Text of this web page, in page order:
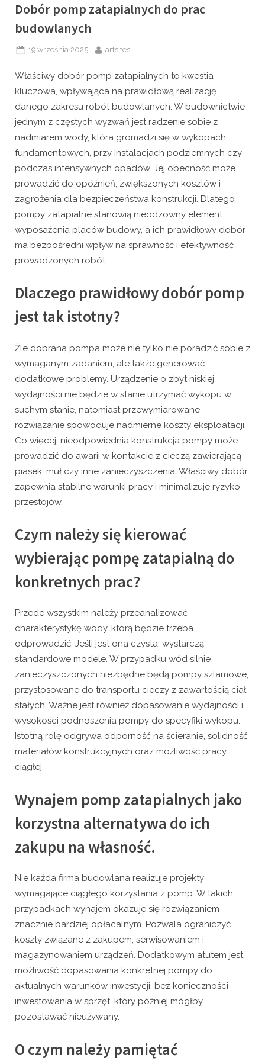
Dobór pomp zatapialnych do prac
budowlanych
Posted
19 września 2025 By
artsites
Właściwy dobór pomp zatapialnych to kwestia
kluczowa, wpływająca na prawidłową realizację
danego zakresu robót budowlanych. W budownictwie
jednym z częstych wyzwań jest radzenie sobie z
nadmiarem wody, która gromadzi się w wykopach
fundamentowych, przy instalacjach podziemnych czy
podczas intensywnych opadów. Jej obecność może
prowadzić do opóźnień, zwiększonych kosztów i
zagrożenia dla bezpieczeństwa konstrukcji. Dlatego
pompy zatapialne stanowią nieodzowny element
wyposażenia placów budowy, a ich prawidłowy dobór
ma bezpośredni wpływ na sprawność i efektywność
prowadzonych robót.
Dlaczego prawidłowy dobór pomp
jest tak istotny?
Źle dobrana pompa może nie tylko nie poradzić sobie z
wymaganym zadaniem, ale także generować
dodatkowe problemy. Urządzenie o zbyt niskiej
wydajności nie będzie w stanie utrzymać wykopu w
suchym stanie, natomiast przewymiarowane
rozwiązanie spowoduje nadmierne koszty eksploatacji.
Co więcej, nieodpowiednia konstrukcja pompy może
prowadzić do awarii w kontakcie z cieczą zawierającą
piasek, muł czy inne zanieczyszczenia. Właściwy dobór
zapewnia stabilne warunki pracy i minimalizuje ryzyko
przestojów.
Czym należy się kierować
wybierając pompę zatapialną do
konkretnych prac?
Przede wszystkim należy przeanalizować
charakterystykę wody, którą będzie trzeba
odprowadzić. Jeśli jest ona czysta, wystarczą
standardowe modele. W przypadku wód silnie
zanieczyszczonych niezbędne będą pompy szlamowe,
przystosowane do transportu cieczy z zawartością ciał
stałych. Ważne jest również dopasowanie wydajności i
wysokości podnoszenia pompy do specyfiki wykopu.
Istotną rolę odgrywa odporność na ścieranie, solidność
materiałów konstrukcyjnych oraz możliwość pracy
ciągłej.
Wynajem pomp zatapialnych jako
korzystna alternatywa do ich
zakupu na własność.
Nie każda firma budowlana realizuje projekty
wymagające ciągłego korzystania z pomp. W takich
przypadkach wynajem okazuje się rozwiązaniem
znacznie bardziej opłacalnym. Pozwala ograniczyć
koszty związane z zakupem, serwisowaniem i
magazynowaniem urządzeń. Dodatkowym atutem jest
możliwość dopasowania konkretnej pompy do
aktualnych warunków inwestycji, bez konieczności
inwestowania w sprzęt, który później mógłby
pozostawać nieużywany.
O czym należy pamiętać